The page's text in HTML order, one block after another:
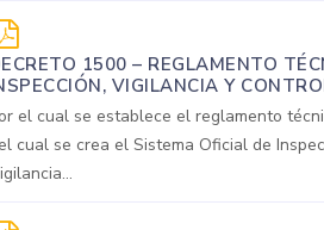
1500 – REGLAMENTO
VIGILANCIA Y
el cual se establece el reglamento
cual se crea el Sistema Oficial de